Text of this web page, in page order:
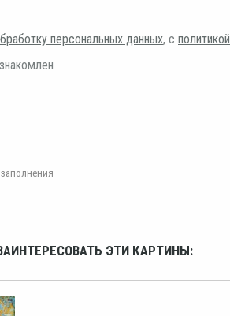
персональных данных, с политикой
ЭТИ КАРТИНЫ: